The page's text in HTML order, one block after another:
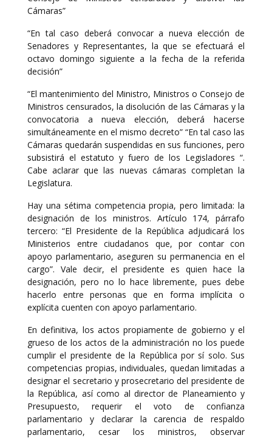
Cámaras”
“En tal caso deberá convocar a nueva elección de
Senadores y Representantes, la que se efectuará el
octavo domingo siguiente a la fecha de la referida
decisión”
“El mantenimiento del Ministro, Ministros o Consejo de
Ministros censurados, la disolución de las Cámaras y la
convocatoria a nueva elección, deberá hacerse
simultáneamente en el mismo decreto” “En tal caso las
Cámaras quedarán suspendidas en sus funciones, pero
subsistirá el estatuto y fuero de los Legisladores “.
Cabe aclarar que las nuevas cámaras completan la
Legislatura.
Hay una sétima competencia propia, pero limitada: la
designación de los ministros. Artículo 174, párrafo
tercero: “El Presidente de la República adjudicará los
Ministerios entre ciudadanos que, por contar con
apoyo parlamentario, aseguren su permanencia en el
cargo”. Vale decir, el presidente es quien hace la
designación, pero no lo hace libremente, pues debe
hacerlo entre personas que en forma implícita o
explícita cuenten con apoyo parlamentario.
En definitiva, los actos propiamente de gobierno y el
grueso de los actos de la administración no los puede
cumplir el presidente de la República por sí solo. Sus
competencias propias, individuales, quedan limitadas a
designar el secretario y prosecretario del presidente de
la República, así como al director de Planeamiento y
Presupuesto, requerir el voto de confianza
parlamentario y declarar la carencia de respaldo
parlamentario, cesar los ministros, observar